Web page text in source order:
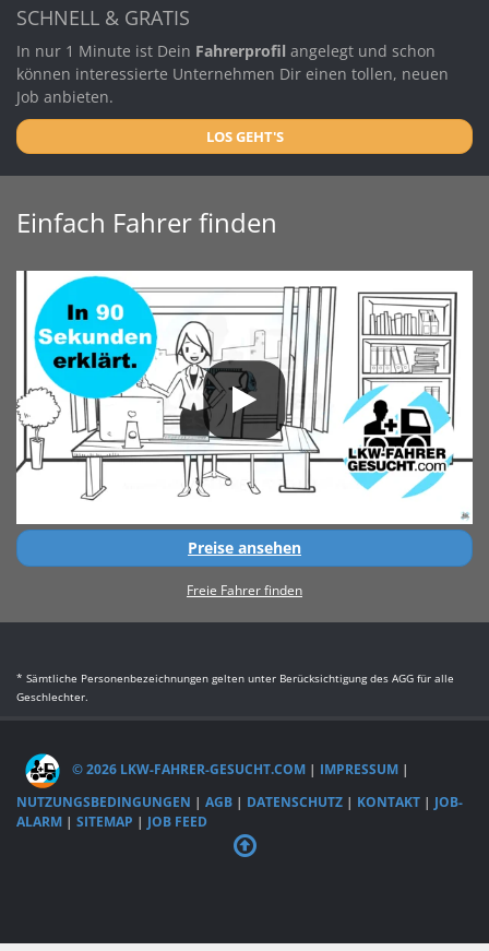
SCHNELL & GRATIS
In nur 1 Minute ist Dein Fahrerprofil angelegt und schon
können interessierte Unternehmen Dir einen tollen, neuen
Job anbieten.
LOS GEHT'S
Einfach Fahrer finden
Preise ansehen
Freie Fahrer finden
* Sämtliche Personenbezeichnungen gelten unter Berücksichtigung des AGG für alle
Geschlechter.
© 2026 LKW-FAHRER-GESUCHT.COM | IMPRESSUM |
NUTZUNGSBEDINGUNGEN | AGB | DATENSCHUTZ | KONTAKT | JOB-
ALARM | SITEMAP | JOB FEED